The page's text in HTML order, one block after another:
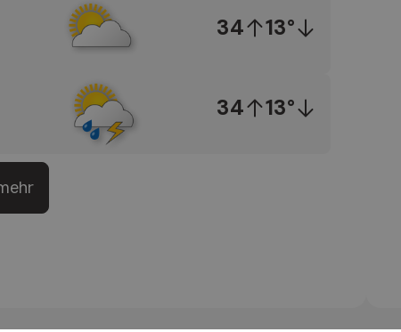
34 13°
34 13°